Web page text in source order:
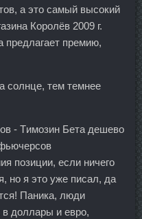
а это самый высокий
Королёв 2009 г.
предлагает премию,
солнце, тем темнее
- Tимозин Бета дешево
позиции, если ничего
но я это уже писал, да
Паника, люди
в доллары и евро,